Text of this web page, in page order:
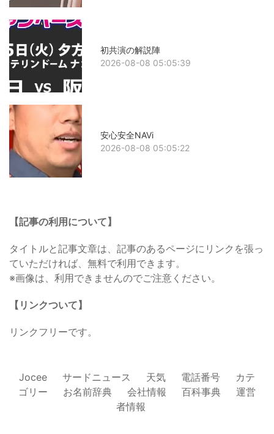
初共演の解説陣
2026-08-08 05:05:39
安心安全NAVi
2026-08-08 05:05:22
【記事の利用について】
タイトルと記事文章は、記事のあるページにリンクを張っ
ていただければ、無料で利用できます。
※画像は、利用できませんのでご注意ください。
【リンクついて】
リンクフリーです。
Jocee サードニュース 天気 電話番号
カテ
ゴリー
お名前辞典 会社情報 百科事典
運営
者情報